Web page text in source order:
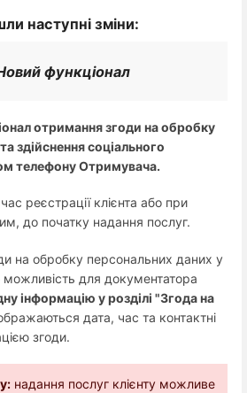
наступні зміни:
функціонал
отримання згоди на обробку
здійснення соціального
телефону Отримувача.
реєстрації клієнта або при
до початку надання послуг.
на обробку персональних даних у
для документатора
інформацію у розділі "Згода на
дата, час та контактні
згоди.
надання послуг клієнту можливе